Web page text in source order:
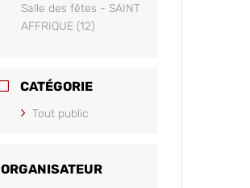
Salle des fêtes - SAINT
AFFRIQUE (12)
CATÉGORIE
Tout public
ORGANISATEUR